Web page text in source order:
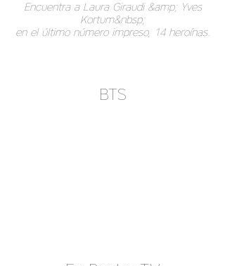
Encuentra a Laura Giraudi &amp; Yves
Kortum&nbsp;
en el último número impreso, 14 heroínas.
BTS